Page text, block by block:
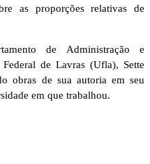
as proporções relativas de
de Administração e
de Lavras (Ufla), Sette
obras de sua autoria em seu
em que trabalhou.